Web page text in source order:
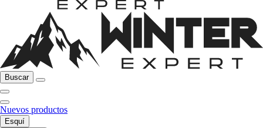
Buscar
Nuevos productos
Esquí